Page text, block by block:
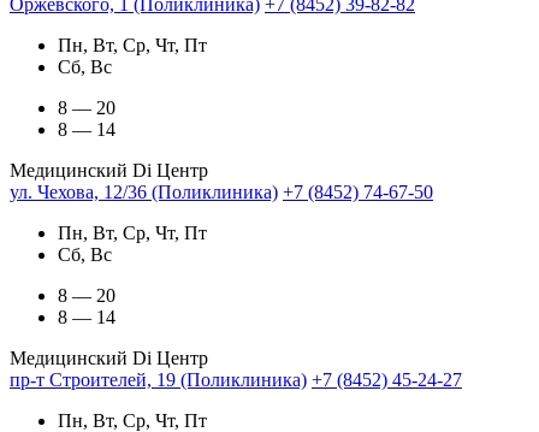
Оржевского, 1 (Поликлиника) +7 (8452) 39-82-82
Пн, Вт, Ср, Чт, Пт
Сб, Вс
8 — 20
8 — 14
Медицинский Di Центр
ул. Чехова, 12/36 (Поликлиника) +7 (8452) 74-67-50
Пн, Вт, Ср, Чт, Пт
Сб, Вс
8 — 20
8 — 14
Медицинский Di Центр
пр-т Строителей, 19 (Поликлиника) +7 (8452) 45-24-27
Пн, Вт, Ср, Чт, Пт